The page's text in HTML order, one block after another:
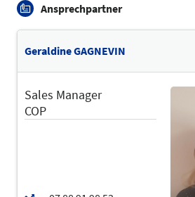
Ansprechpartner
Geraldine GAGNEVIN
Sales Manager
COP